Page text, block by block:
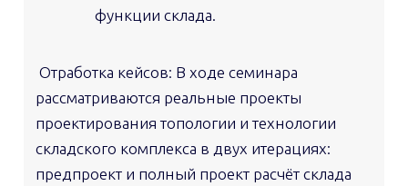
функции склада.
Отработка кейсов: В ходе семинара
рассматриваются реальные проекты
проектирования топологии и технологии
складского комплекса в двух итерациях:
предпроект и полный проект расчёт склада